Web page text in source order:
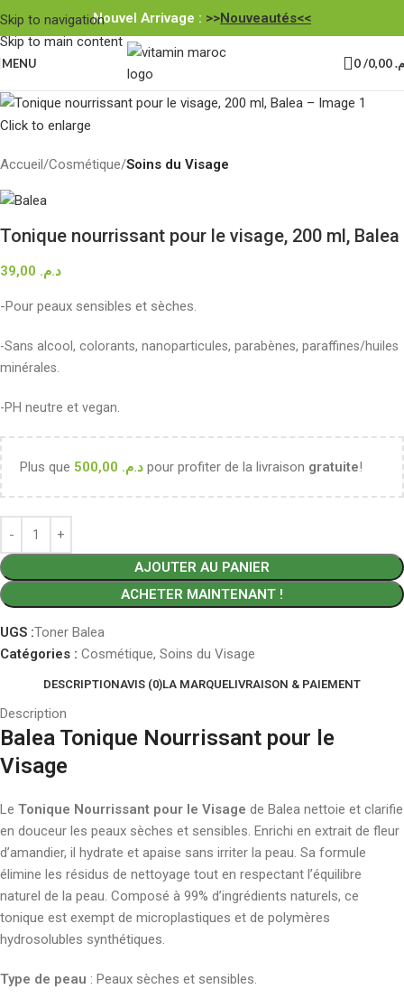
Skip to navigation
Skip to main content
Nouvel Arrivage : >>Nouveautés<<
MENU 0/
Click to enlarge
Accueil Cosmétique Soins du Visage
Tonique nourrissant pour le visage, 200 ml, Balea
د.م.
-Pour peaux sensibles et sèches.
-Sans alcool, colorants, nanoparticules, parabènes, paraffines/huiles
minérales.
-PH neutre et vegan.
Plus que د.م. pour profiter de la livraison gratuite!
AJOUTER AU PANIER
ACHETER MAINTENANT !
UGS :Toner Balea
Catégories : Cosmétique, Soins du Visage
DESCRIPTIONAVIS (0)LA MARQUELIVRAISON & PAIEMENT
Description
Balea Tonique Nourrissant pour le
Visage
Le Tonique Nourrissant pour le Visage de Balea nettoie et clarifie
en douceur les peaux sèches et sensibles. Enrichi en extrait de fleur
d’amandier, il hydrate et apaise sans irriter la peau. Sa formule
élimine les résidus de nettoyage tout en respectant l’équilibre
naturel de la peau. Composé à 99% d’ingrédients naturels, ce
tonique est exempt de microplastiques et de polymères
hydrosolubles synthétiques.
Type de peau : Peaux sèches et sensibles.